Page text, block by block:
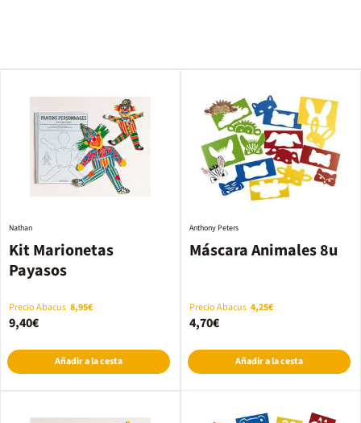
Kit Marionetas
Payasos
Nathan
Precio Abacus 8,95€
9,40€
Añadir a la cesta
Máscara Animales 8u
Anthony Peters
Precio Abacus 4,25€
4,70€
Añadir a la cesta